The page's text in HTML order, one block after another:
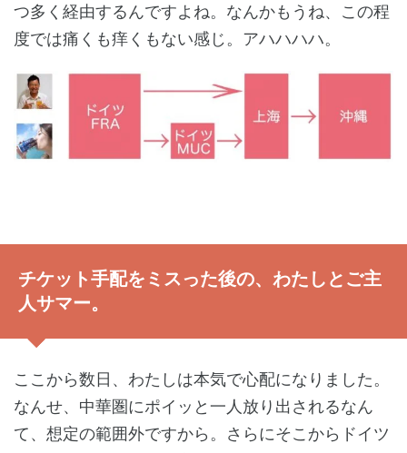
つ多く経由するんですよね。なんかもうね、この程
度では痛くも痒くもない感じ。アハハハハ。
チケット手配をミスった後の、わたしとご主
人サマー。
ここから数日、わたしは本気で心配になりました。
なんせ、中華圏にポイッと一人放り出されるなん
て、想定の範囲外ですから。さらにそこからドイツ